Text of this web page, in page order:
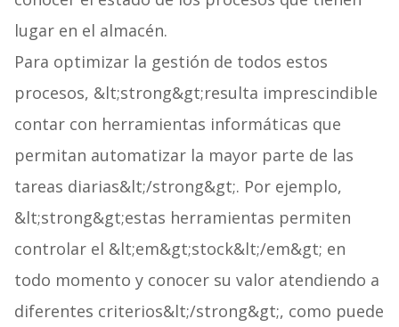
lugar en el almacén.
Para optimizar la gestión de todos estos
procesos, &lt;strong&gt;resulta imprescindible
contar con herramientas informáticas que
permitan automatizar la mayor parte de las
tareas diarias&lt;/strong&gt;. Por ejemplo,
&lt;strong&gt;estas herramientas permiten
controlar el &lt;em&gt;stock&lt;/em&gt; en
todo momento y conocer su valor atendiendo a
diferentes criterios&lt;/strong&gt;, como puede